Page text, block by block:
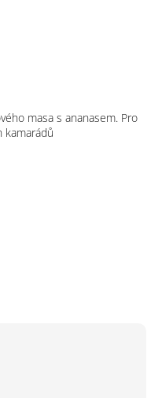
masa s ananasem. Pro
kamarádů